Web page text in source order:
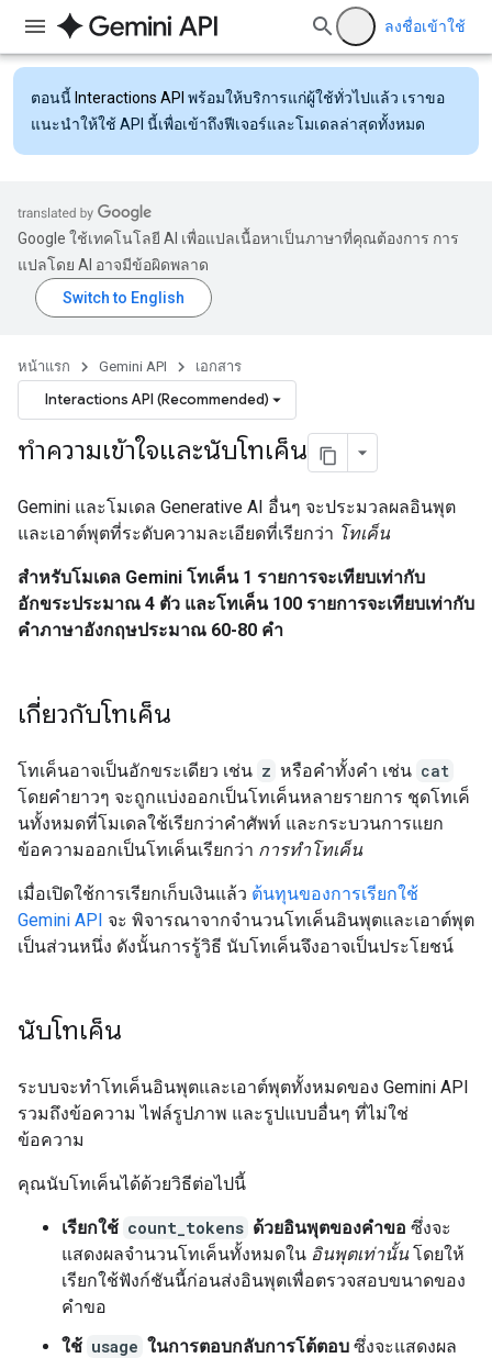
ลงชื่อเข้าใช้
ตอนนี้ Interactions API พร้อมให้บริการแก่ผู้ใช้ทั่วไปแล้ว เราขอ
แนะนำให้ใช้ API นี้เพื่อเข้าถึงฟีเจอร์และโมเดลล่าสุดทั้งหมด
Google ใช้เทคโนโลยี AI เพื่อแปลเนื้อหาเป็นภาษาที่คุณต้องการ การ
แปลโดย AI อาจมีข้อผิดพลาด
หน้าแรก Gemini API เอกสาร
Interactions API (Recommended)
ทําความเข้าใจและนับโทเค็น
Gemini และโมเดล Generative AI อื่นๆ จะประมวลผลอินพุต
และเอาต์พุตที่ระดับความละเอียดที่เรียกว่า โทเค็น
สำหรับโมเดล Gemini โทเค็น 1 รายการจะเทียบเท่ากับ
อักขระประมาณ 4 ตัว และโทเค็น 100 รายการจะเทียบเท่ากับ
คำภาษาอังกฤษประมาณ 60-80 คำ
เกี่ยวกับโทเค็น
โทเค็นอาจเป็นอักขระเดียว เช่น z หรือคำทั้งคำ เช่น cat
โดยคำยาวๆ จะถูกแบ่งออกเป็นโทเค็นหลายรายการ ชุดโทเค็
นทั้งหมดที่โมเดลใช้เรียกว่าคำศัพท์ และกระบวนการแยก
ข้อความออกเป็นโทเค็นเรียกว่า การทำโทเค็น
เมื่อเปิดใช้การเรียกเก็บเงินแล้ว ต้นทุนของการเรียกใช้
Gemini API จะ พิจารณาจากจำนวนโทเค็นอินพุตและเอาต์พุต
เป็นส่วนหนึ่ง ดังนั้นการรู้วิธี นับโทเค็นจึงอาจเป็นประโยชน์
นับโทเค็น
ระบบจะทำโทเค็นอินพุตและเอาต์พุตทั้งหมดของ Gemini API
รวมถึงข้อความ ไฟล์รูปภาพ และรูปแบบอื่นๆ ที่ไม่ใช่
ข้อความ
คุณนับโทเค็นได้ด้วยวิธีต่อไปนี้
เรียกใช้ count_tokens ด้วยอินพุตของคำขอ ซึ่งจะ
แสดงผลจำนวนโทเค็นทั้งหมดใน อินพุตเท่านั้น โดยให้
เรียกใช้ฟังก์ชันนี้ก่อนส่งอินพุตเพื่อตรวจสอบขนาดของ
คำขอ
ใช้ usage ในการตอบกลับการโต้ตอบ ซึ่งจะแสดงผล